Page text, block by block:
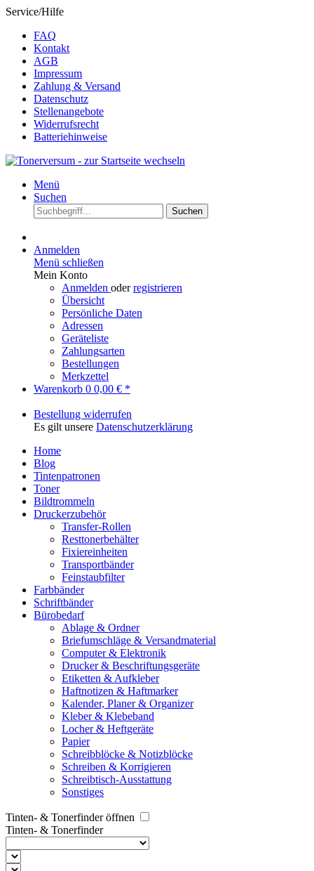
Service/Hilfe
FAQ
Kontakt
AGB
Impressum
Zahlung & Versand
Datenschutz
Stellenangebote
Widerrufsrecht
Batteriehinweise
Menü
Suchen
Suchen
Anmelden
Menü schließen
Mein Konto
Anmelden oderregistrieren
Übersicht
Persönliche Daten
Adressen
Geräteliste
Zahlungsarten
Bestellungen
Merkzettel
Warenkorb 0 0,00 € *
Bestellung widerrufen
Es gilt unsere Datenschutzerklärung
Home
Blog
Tintenpatronen
Toner
Bildtrommeln
Druckerzubehör
Transfer-Rollen
Resttonerbehälter
Fixiereinheiten
Transportbänder
Feinstaubfilter
Farbbänder
Schriftbänder
Bürobedarf
Ablage & Ordner
Briefumschläge & Versandmaterial
Computer & Elektronik
Drucker & Beschriftungsgeräte
Etiketten & Aufkleber
Haftnotizen & Haftmarker
Kalender, Planer & Organizer
Kleber & Klebeband
Locher & Heftgeräte
Papier
Schreibblöcke & Notizblöcke
Schreiben & Korrigieren
Schreibtisch-Ausstattung
Sonstiges
Tinten- & Tonerfinder öffnen
Tinten- & Tonerfinder